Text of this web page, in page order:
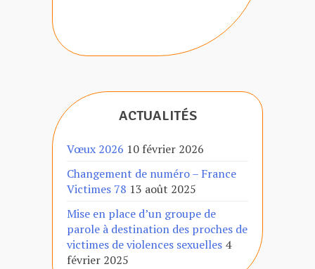
ACTUALITÉS
Vœux 2026 10 février 2026
Changement de numéro – France
Victimes 78 13 août 2025
Mise en place d’un groupe de
parole à destination des proches de
victimes de violences sexuelles 4
février 2025